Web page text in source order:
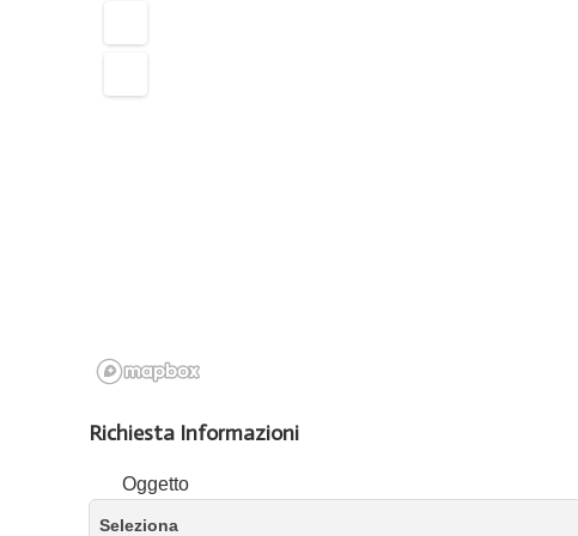
Richiesta Informazioni
Oggetto
Seleziona